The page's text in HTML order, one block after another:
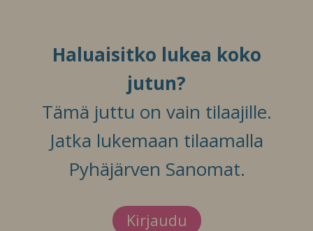
Haluaisitko lukea koko
jutun?
Tämä juttu on vain tilaajille.
Jatka lukemaan tilaamalla
Pyhäjärven Sanomat.
Kirjaudu